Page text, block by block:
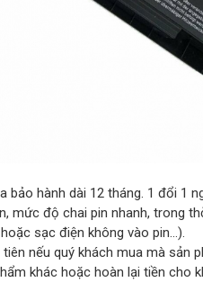
hành dài 12 tháng. 1 đổi 1
mức độ chai pin nhanh, trong
sạc điện không vào pin…).
nếu quý khách mua mà sản
khác hoặc hoàn lại tiền cho